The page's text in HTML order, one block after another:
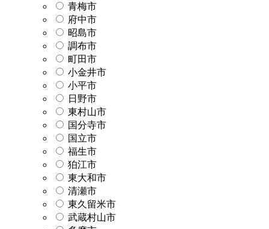
青梅市
府中市
昭島市
調布市
町田市
小金井市
小平市
日野市
東村山市
国分寺市
国立市
福生市
狛江市
東大和市
清瀬市
東久留米市
武蔵村山市